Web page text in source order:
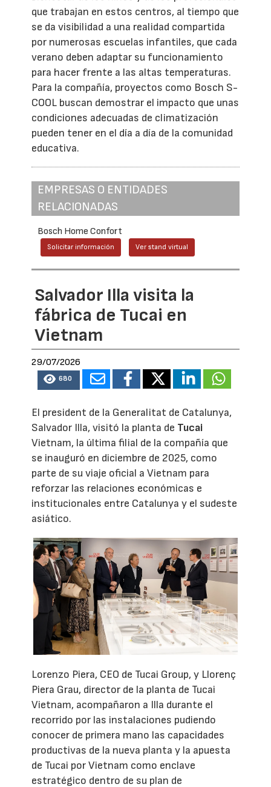
que trabajan en estos centros, al tiempo que
se da visibilidad a una realidad compartida
por numerosas escuelas infantiles, que cada
verano deben adaptar su funcionamiento
para hacer frente a las altas temperaturas.
Para la compañía, proyectos como Bosch S-
COOL buscan demostrar el impacto que unas
condiciones adecuadas de climatización
pueden tener en el día a día de la comunidad
educativa.
EMPRESAS O ENTIDADES
RELACIONADAS
Bosch Home Confort
Solicitar información Ver stand virtual
Salvador Illa visita la
fábrica de Tucai en
Vietnam
29/07/2026
680
El president de la Generalitat de Catalunya,
Salvador Illa, visitó la planta de Tucai
Vietnam, la última filial de la compañía que
se inauguró en diciembre de 2025, como
parte de su viaje oficial a Vietnam para
reforzar las relaciones económicas e
institucionales entre Catalunya y el sudeste
asiático.
Lorenzo Piera, CEO de Tucai Group, y Llorenç
Piera Grau, director de la planta de Tucai
Vietnam, acompañaron a Illa durante el
recorrido por las instalaciones pudiendo
conocer de primera mano las capacidades
productivas de la nueva planta y la apuesta
de Tucai por Vietnam como enclave
estratégico dentro de su plan de